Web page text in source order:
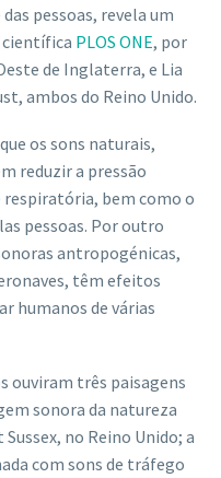
pessoas, revela um
científica PLOS ONE, por
de Inglaterra, e Lia
ambos do Reino Unido.
os sons naturais,
reduzir a pressão
respiratória, bem como o
pessoas. Por outro
antropogénicas,
têm efeitos
humanos de várias
ouviram três paisagens
sonora da natureza
no Reino Unido; a
com sons de tráfego